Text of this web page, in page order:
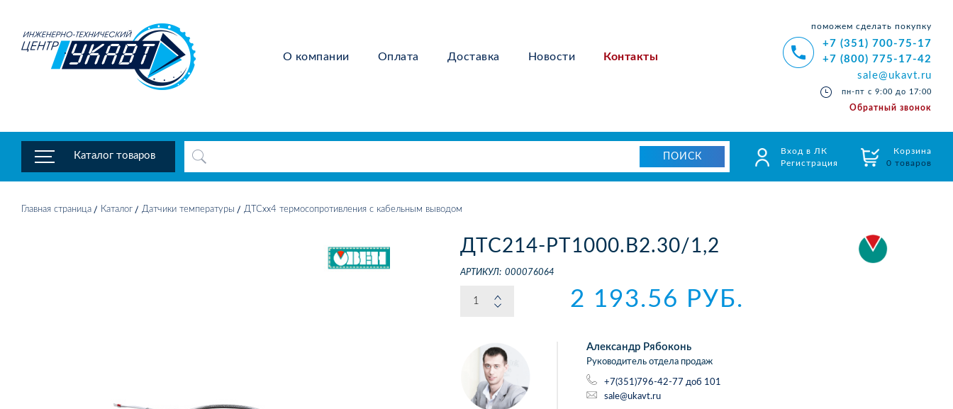
О компании Оплата Доставка Новости Контакты
поможем сделать покупку
+7 (351) 700-75-17
+7 (800) 775-17-42
sale@ukavt.ru
пн-пт с 9:00 до 17:00
Обратный звонок
Каталог товаров
Вход в ЛК
Регистрация
Корзина
0 товаров
Главная страница Каталог Датчики температуры ДТСхх4 термосопротивления с кабельным выводом
ДТС214-РТ1000.В2.30/1,2
АРТИКУЛ: 000076064
2 193.56 РУБ.
Александр Рябоконь
Руководитель отдела продаж
+7(351)796-42-77 доб 101
sale@ukavt.ru